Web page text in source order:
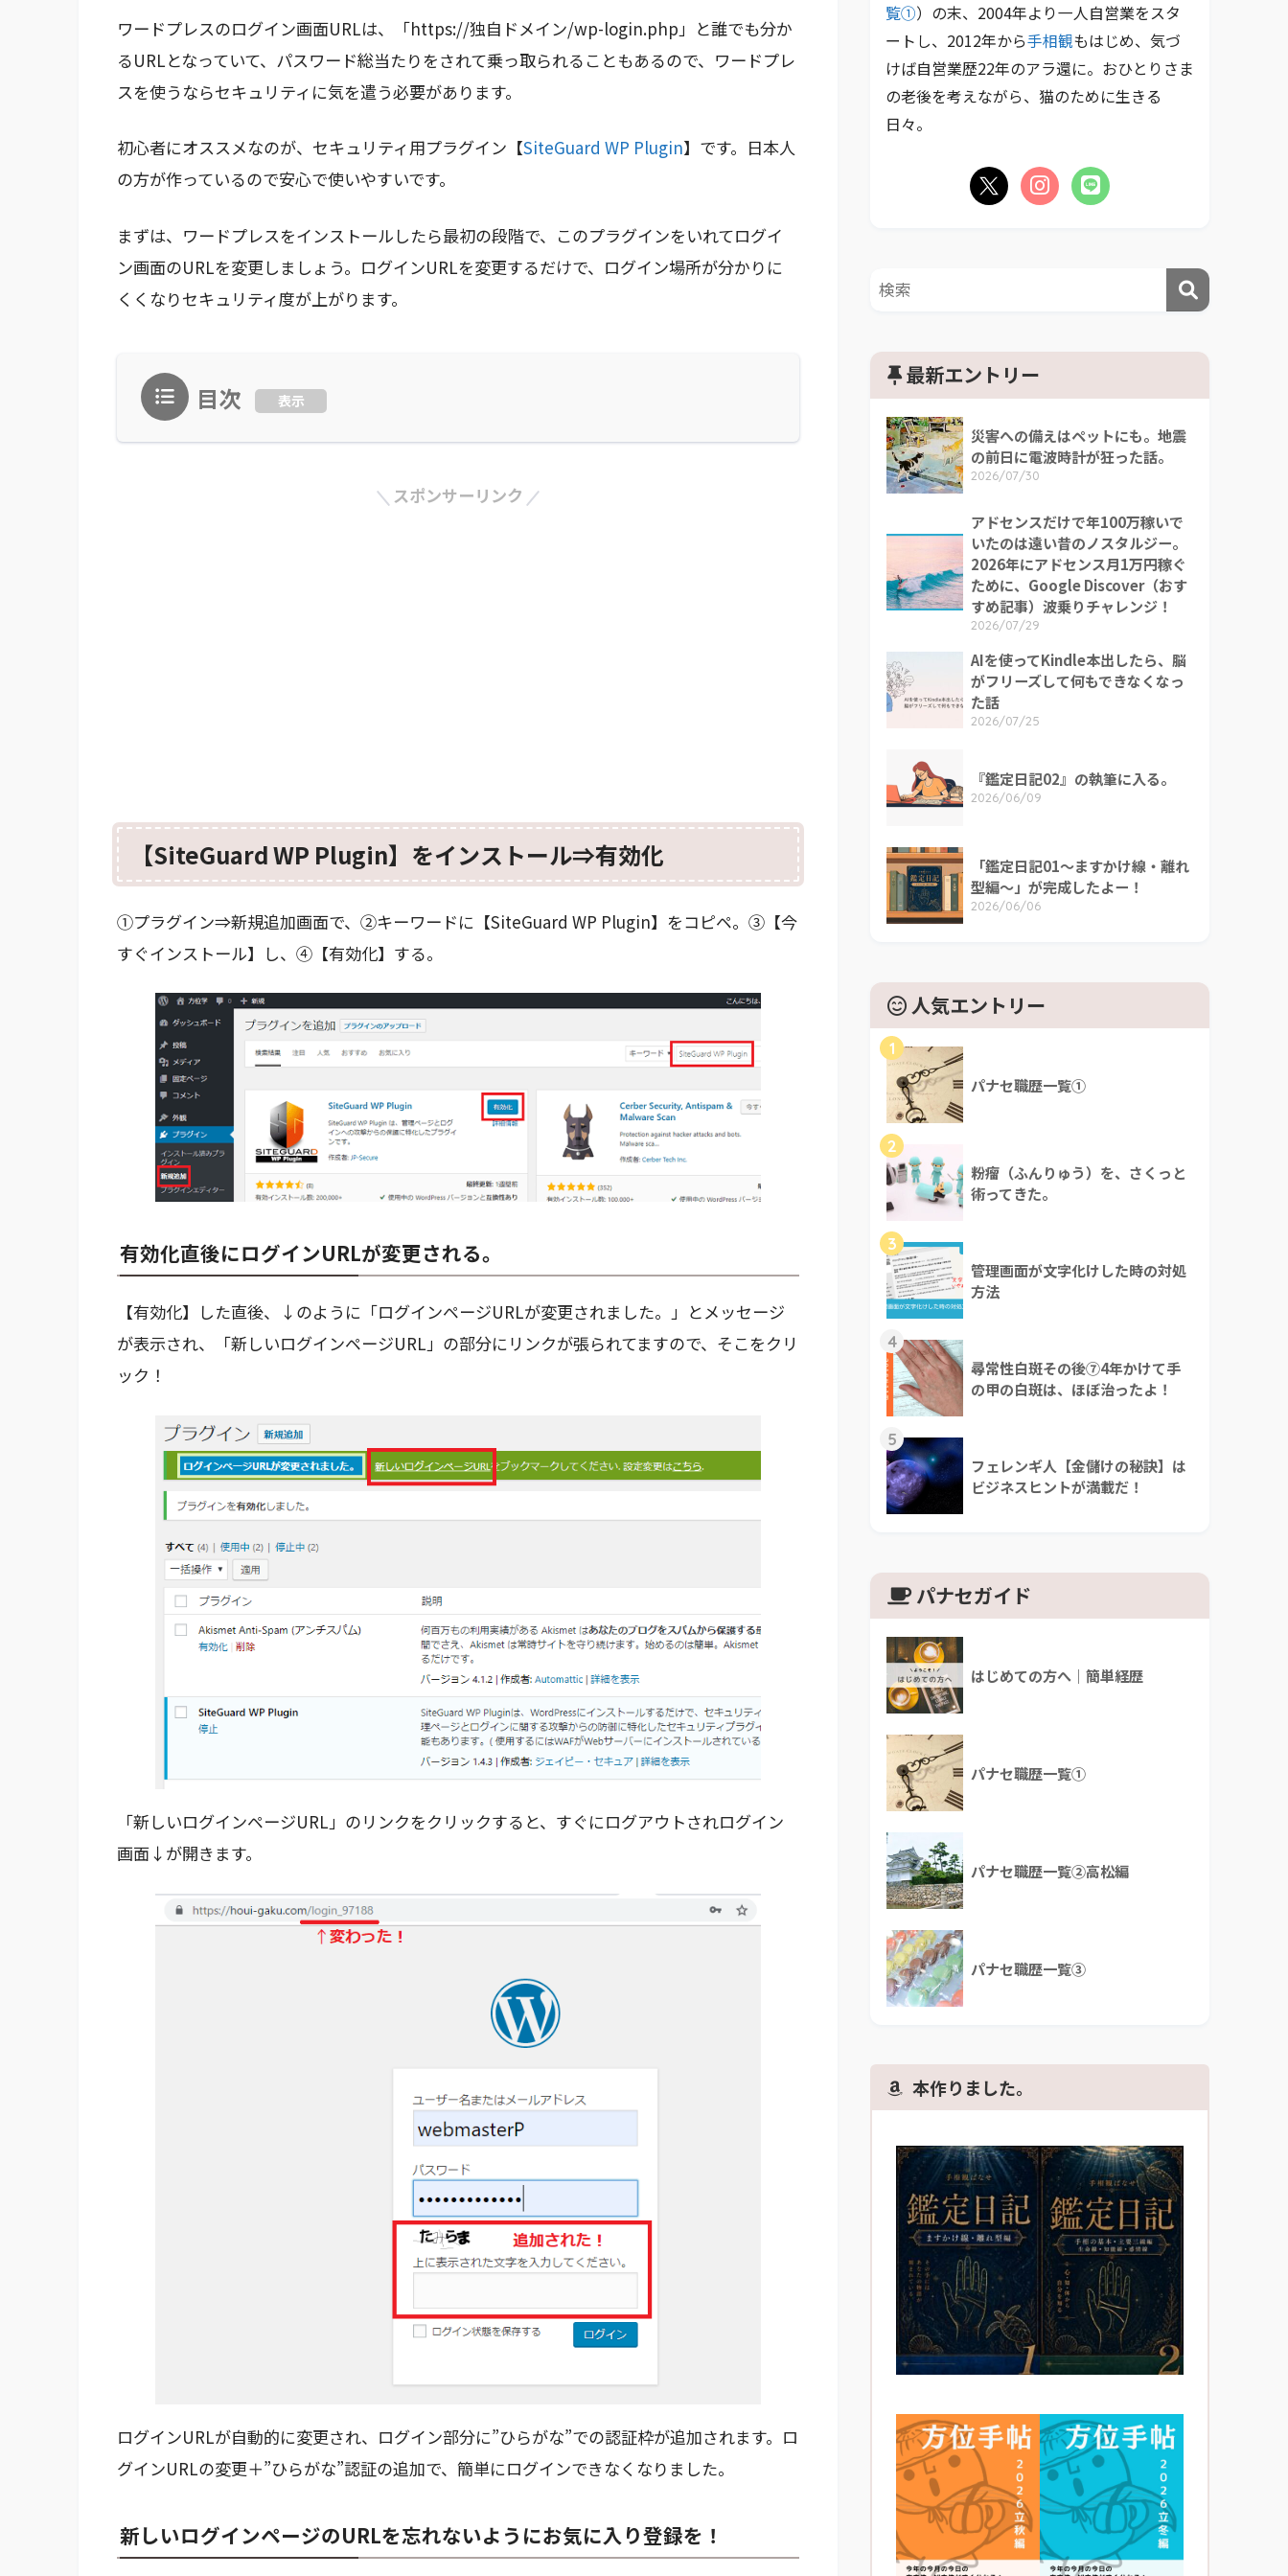
ワードプレスのログイン画面URLは、「https://独自ドメイン/wp-login.php」と誰でも分か
るURLとなっていて、パスワード総当たりをされて乗っ取られることもあるので、ワードプレ
スを使うならセキュリティに気を遣う必要があります。
初心者にオススメなのが、セキュリティ用プラグイン【SiteGuard WP Plugin】です。日本人
の方が作っているので安心で使いやすいです。
まずは、ワードプレスをインストールしたら最初の段階で、このプラグインをいれてログイ
ン画面のURLを変更しましょう。ログインURLを変更するだけで、ログイン場所が分かりに
くくなりセキュリティ度が上がります。
目次 表示
スポンサーリンク
【SiteGuard WP Plugin】をインストール⇒有効化
①プラグイン⇒新規追加画面で、②キーワードに【SiteGuard WP Plugin】をコピペ。③【今
すぐインストール】し、④【有効化】する。
有効化直後にログインURLが変更される。
【有効化】した直後、↓のように「ログインページURLが変更されました。」とメッセージ
が表示され、「新しいログインページURL」の部分にリンクが張られてますので、そこをクリ
ック！
「新しいログインページURL」のリンクをクリックすると、すぐにログアウトされログイン
画面↓が開きます。
ログインURLが自動的に変更され、ログイン部分に”ひらがな”での認証枠が追加されます。ロ
グインURLの変更＋”ひらがな”認証の追加で、簡単にログインできなくなりました。
新しいログインページのURLを忘れないようにお気に入り登録を！
覧①）の末、2004年より一人自営業をスタ
ートし、2012年から手相観もはじめ、気づ
けば自営業歴22年のアラ還に。おひとりさま
の老後を考えながら、猫のために生きる
日々。
最新エントリー
災害への備えはペットにも。地震
の前日に電波時計が狂った話。
2026/07/30
アドセンスだけで年100万稼いで
いたのは遠い昔のノスタルジー。
2026年にアドセンス月1万円稼ぐ
ために、Google Discover（おす
すめ記事）波乗りチャレンジ！
2026/07/29
AIを使ってKindle本出したら、脳
がフリーズして何もできなくなっ
た話
2026/07/25
『鑑定日記02』の執筆に入る。
2026/06/09
「鑑定日記01～ますかけ線・離れ
型編～」が完成したよー！
2026/06/06
人気エントリー
1
パナセ職歴一覧①
2
粉瘤（ふんりゅう）を、さくっと
術ってきた。
3
管理画面が文字化けした時の対処
方法
4
尋常性白斑その後⑦4年かけて手
の甲の白斑は、ほぼ治ったよ！
5
フェレンギ人【金儲けの秘訣】は
ビジネスヒントが満載だ！
パナセガイド
はじめての方へ｜簡単経歴
パナセ職歴一覧①
パナセ職歴一覧②高松編
パナセ職歴一覧③
本作りました。